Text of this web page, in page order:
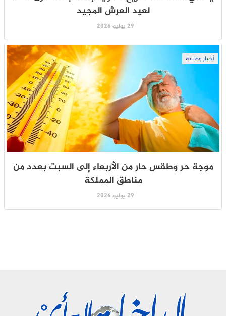
لعيد العرش المجيد
29 يوليو 2026
أخبار وطنية
موجة حر وطقس حار من الأربعاء إلى السبت بعدد من
مناطق المملكة
29 يوليو 2026